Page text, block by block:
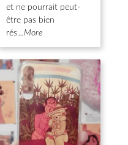
et ne pourrait peut-
être pas bien
rés...More